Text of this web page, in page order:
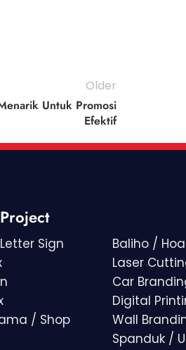
Older
Untuk Promosi
Efektif
Sign
/ Shop
Baliho /
Laser
Car
Digital
Wall
Spanduk /